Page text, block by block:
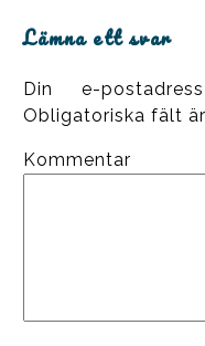
Lämna ett svar
Din e-
Obligatoriska fält